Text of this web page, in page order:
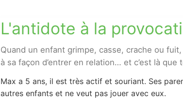
L'antidote à la
Quand un enfant grimpe, casse, crache ou
à sa façon d’entrer en relation… et c’est là que
Max a 5 ans, il est très actif et souriant. Ses
autres enfants et ne veut pas jouer avec eux.